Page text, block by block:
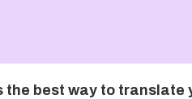
the best way to translate